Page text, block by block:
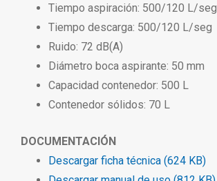
Tiempo aspiración: 500/120 L/seg
Tiempo descarga: 500/120 L/seg
Ruido: 72 dB(A)
Diámetro boca aspirante: 50 mm
Capacidad contenedor: 500 L
Contenedor sólidos: 70 L
DOCUMENTACIÓN
Descargar ficha técnica (624 KB)